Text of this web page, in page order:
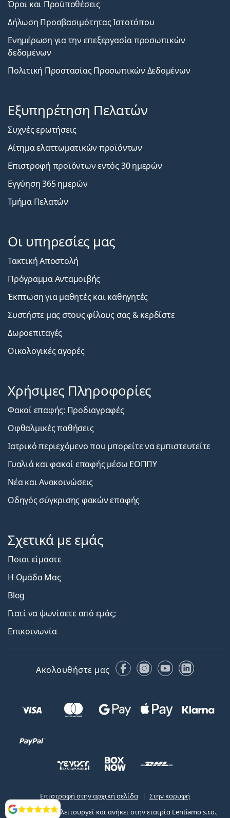
Αξιολογήσεις
Όροι και Προϋποθέσεις
Δήλωση Προσβασιμότητας Ιστοτόπου
Ενημέρωση για την επεξεργασία προσωπικών
δεδομένων
Πολιτική Προστασίας Προσωπικών Δεδομένων
Εξυπηρέτηση Πελατών
Συχνές ερωτήσεις
Αίτημα ελαττωματικών προϊόντων
Επιστροφή προϊόντων εντός 30 ημερών
Εγγύηση 365 ημερών
Τμήμα Πελατών
Οι υπηρεσίες μας
Τακτική Αποστολή
Πρόγραμμα Ανταμοιβής
Έκπτωση για μαθητές και καθηγητές
Συστήστε μας στους φίλους σας & κερδίστε
Δωροεπιταγές
Οικολογικές αγορές
Χρήσιμες Πληροφορίες
Φακοί επαφής: Προδιαγραφές
Οφθαλμικές παθήσεις
Ιατρικό περιεχόμενο που μπορείτε να εμπιστευτείτε
Γυαλιά και φακοί επαφής μέσω ΕΟΠΠΥ
Νέα και Ανακοινώσεις
Οδηγός σύγκρισης φακών επαφής
Σχετικά με εμάς
Ποιοι είμαστε
Η Ομάδα Μας
Blog
Γιατί να ψωνίσετε από εμάς;
Επικοινωνία
Ακολουθήστε μας FacebookInstagram
YouTubeLinkedIn
Επιστροφή στην αρχική σελίδα
Στην κορυφή
Το Lentiamo.gr λειτουργεί και ανήκει στην εταιρία Lentiamo s.r.o.,